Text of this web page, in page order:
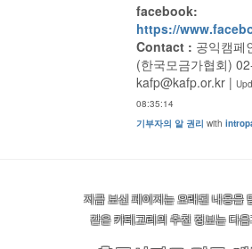
facebook:
https://
Contact : 공익캠페
(한국모금가협회)
kafp@kafp.or.kr|
08:35:14
기부자의 알 권리 with
지금 보신 페이지는 오래된 내용을
같은 카테고리의 추천 정보는 다